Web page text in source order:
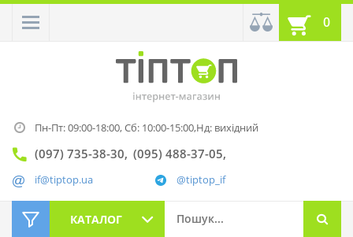
0
Пн-Пт: 09:00-18:00,Сб: 10:00-15:00,Нд: вихідний
(097) 735-38-30 (095) 488-37-05
@tiptop_if
if@tiptop.ua
КАТАЛОГ